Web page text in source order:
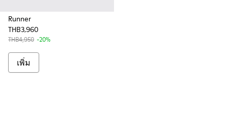
Runner
THB3,960
THB4,950 -20%
เพิ่ม